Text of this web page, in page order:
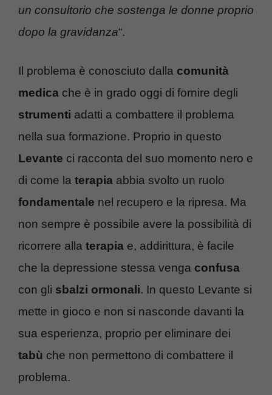
un consultorio che sostenga le donne proprio
dopo la gravidanza“.
Il problema è conosciuto dalla comunità
medica che è in grado oggi di fornire degli
strumenti adatti a combattere il problema
nella sua formazione. Proprio in questo
Levante ci racconta del suo momento nero e
di come la terapia abbia svolto un ruolo
fondamentale nel recupero e la ripresa. Ma
non sempre è possibile avere la possibilità di
ricorrere alla terapia e, addirittura, è facile
che la depressione stessa venga confusa
con gli sbalzi ormonali. In questo Levante si
mette in gioco e non si nasconde davanti la
sua esperienza, proprio per eliminare dei
tabù che non permettono di combattere il
problema.